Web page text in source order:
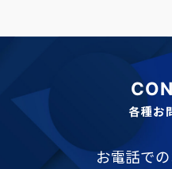
各種お
お電話で